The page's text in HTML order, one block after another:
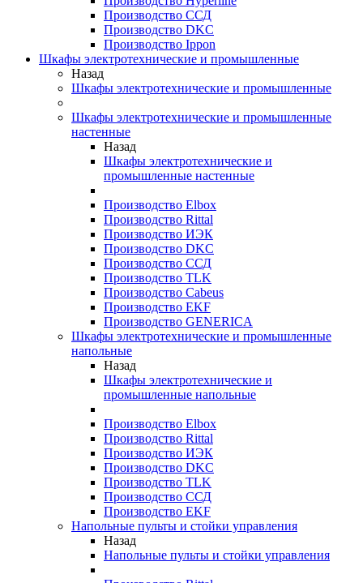
Производство ССД
Производство DKC
Производство Ippon
Шкафы электротехнические и промышленные
Назад
Шкафы электротехнические и промышленные
Шкафы электротехнические и промышленные
настенные
Назад
Шкафы электротехнические и
промышленные настенные
Производство Elbox
Производство Rittal
Производство ИЭК
Производство DKC
Производство ССД
Производство TLK
Производство Cabeus
Производство EKF
Производство GENERICA
Шкафы электротехнические и промышленные
напольные
Назад
Шкафы электротехнические и
промышленные напольные
Производство Elbox
Производство Rittal
Производство ИЭК
Производство DKC
Производство TLK
Производство ССД
Производство EKF
Напольные пульты и стойки управления
Назад
Напольные пульты и стойки управления